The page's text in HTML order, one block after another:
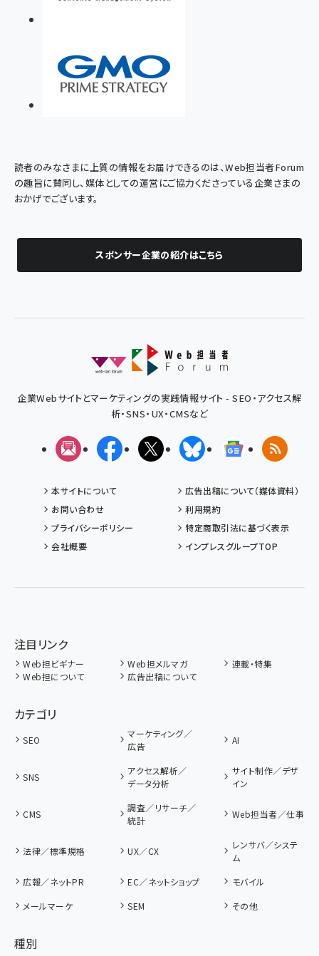
読者のみなさまに上質の情報をお届けできるのは、Web担当者Forum
の趣旨に賛同し、媒体としての運営にご協力くださっている企業さまの
おかげでございます。
スポンサー企業の紹介はこちら
企業Webサイトとマーケティングの実践情報サイト - SEO・アクセス解
析・SNS・UX・CMSなど
メルマガFacebookX(エックス)BlueskyGoogleニュ
RSS
本サイトについて
広告出稿について（媒体資料）
お問い合わせ
利用規約
プライバシーポリシー
特定商取引法に基づく表示
会社概要
インプレスグループTOP
注目リンク
Web担ビギナー Web担メルマガ
連載・特集
Web担について
広告出稿について
カテゴリ
SEO
マーケティング／
広告
AI
SNS
アクセス解析／
データ分析
サイト制作／デザ
イン
CMS
調査／リサーチ／
統計
Web担当者／仕事
法律／標準規格 UX／CX
レンサバ／システ
ム
広報／ネットPR
EC／ネットショップ
モバイル
メールマーケ
SEM その他
種別